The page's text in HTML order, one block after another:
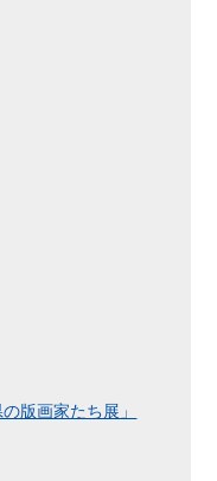
版画家たち展」